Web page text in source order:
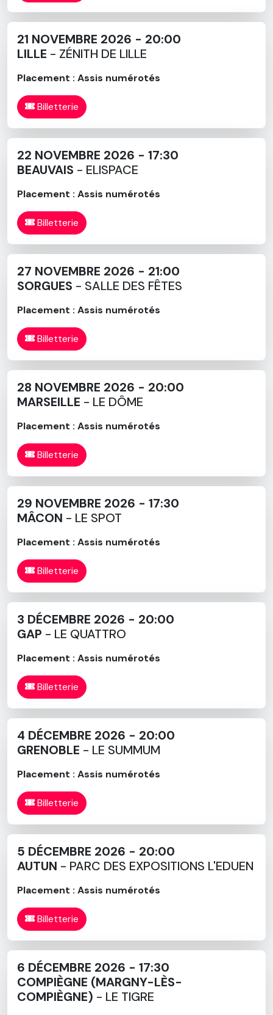
21 NOVEMBRE 2026 - 20:00
LILLE - ZÉNITH DE LILLE
Placement : Assis numérotés
Billetterie
22 NOVEMBRE 2026 - 17:30
BEAUVAIS - ELISPACE
Placement : Assis numérotés
Billetterie
27 NOVEMBRE 2026 - 21:00
SORGUES - SALLE DES FÊTES
Placement : Assis numérotés
Billetterie
28 NOVEMBRE 2026 - 20:00
MARSEILLE - LE DÔME
Placement : Assis numérotés
Billetterie
29 NOVEMBRE 2026 - 17:30
MÂCON - LE SPOT
Placement : Assis numérotés
Billetterie
3 DÉCEMBRE 2026 - 20:00
GAP - LE QUATTRO
Placement : Assis numérotés
Billetterie
4 DÉCEMBRE 2026 - 20:00
GRENOBLE - LE SUMMUM
Placement : Assis numérotés
Billetterie
5 DÉCEMBRE 2026 - 20:00
AUTUN - PARC DES EXPOSITIONS L'EDUEN
Placement : Assis numérotés
Billetterie
6 DÉCEMBRE 2026 - 17:30
COMPIÈGNE (MARGNY-LÈS-
COMPIÈGNE) - LE TIGRE